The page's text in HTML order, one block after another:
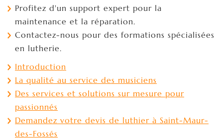
Profitez d'un support expert pour la
maintenance et la réparation.
Contactez-nous pour des formations spécialisées
en lutherie.
Introduction
La qualité au service des musiciens
Des services et solutions sur mesure pour
passionnés
Demandez votre devis de luthier à Saint-Maur-
des-Fossés